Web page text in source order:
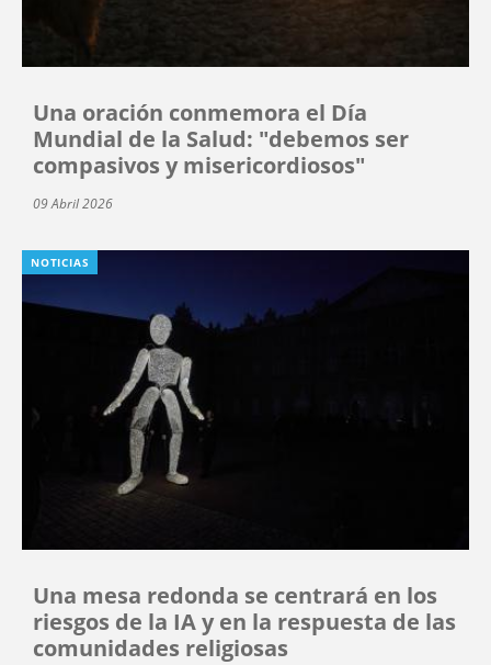
Una oración conmemora el Día
Mundial de la Salud: "debemos ser
compasivos y misericordiosos"
09 Abril 2026
NOTICIAS
Una mesa redonda se centrará en los
riesgos de la IA y en la respuesta de las
comunidades religiosas